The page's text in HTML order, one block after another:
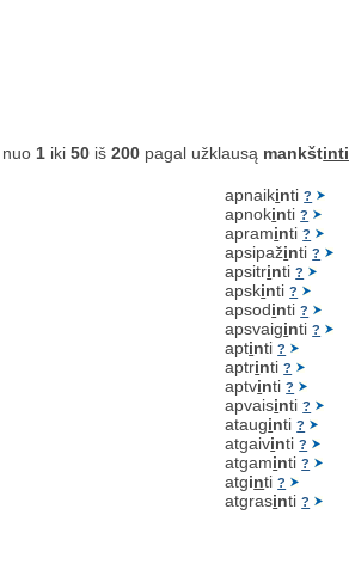
1 iki50 iš200 pagal užklausą mankštinti
apnaikinti?
apnokinti?
apraminti?
apsipažinti?
apsitrinti?
apskinti?
apsodinti?
apsvaiginti?
aptinti?
aptrinti?
aptvinti?
apvaisinti?
atauginti?
atgaivinti?
atgaminti?
atginti?
atgrasinti?